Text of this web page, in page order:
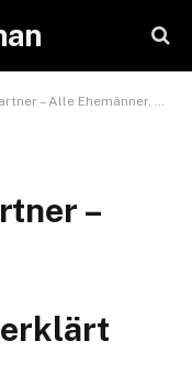
Beziehungen und Liebesgeschichte erklärt
–
erklärt